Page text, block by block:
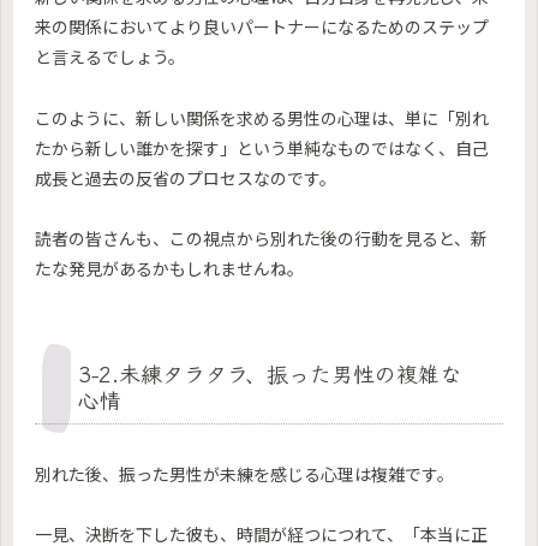
来の関係においてより良いパートナーになるためのステップ
と言えるでしょう。
このように、新しい関係を求める男性の心理は、単に「別れ
たから新しい誰かを探す」という単純なものではなく、自己
成長と過去の反省のプロセスなのです。
読者の皆さんも、この視点から別れた後の行動を見ると、新
たな発見があるかもしれませんね。
3-2.未練タラタラ、振った男性の複雑な
心情
別れた後、振った男性が未練を感じる心理は複雑です。
一見、決断を下した彼も、時間が経つにつれて、「本当に正